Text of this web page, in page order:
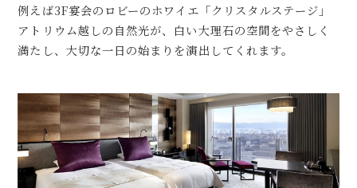
例えば3F宴会のロビーのホワイエ「クリスタルステージ」
アトリウム越しの自然光が、白い大理石の空間をやさしく
満たし、大切な一日の始まりを演出してくれます。